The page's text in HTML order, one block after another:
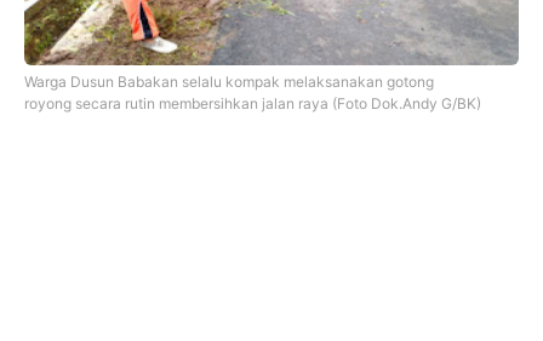
Warga Dusun Babakan selalu kompak melaksanakan gotong
royong secara rutin membersihkan jalan raya (Foto Dok.Andy G/BK)